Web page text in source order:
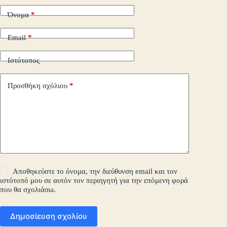
Όνομα*
Email*
Ιστότοπος
Προσθήκη σχόλιου *
Αποθηκεύστε το όνομα, την διεύθυνση email και τον
ιστότοπό μου σε αυτόν τον περιηγητή για την επόμενη φορά
που θα σχολιάσω.
Δημοσίευση σχολίου